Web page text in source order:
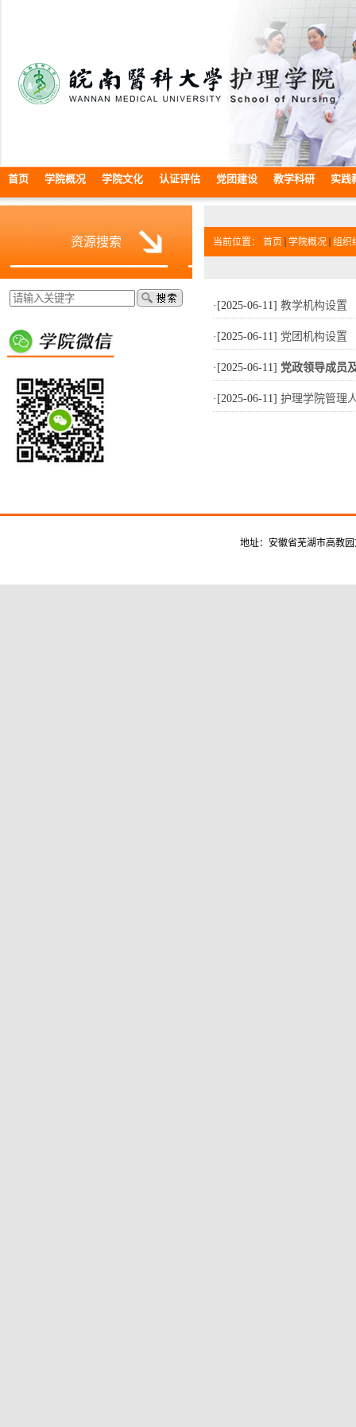
首页 学院概况 学院文化 认证评估 党团建设 教学科研 实践
资源搜索 当前位置： 首页 学院概况 组织
·[2025-06-11] 教学机构设置
·[2025-06-11] 党团机构设置
·[2025-06-11] 党政领导成员
·[2025-06-11] 护理学院管理
地址：安徽省芜湖市高教